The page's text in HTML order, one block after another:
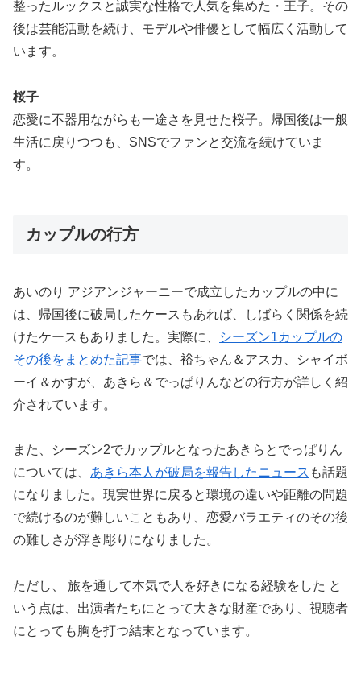
整ったルックスと誠実な性格で人気を集めた・王子。その
後は芸能活動を続け、モデルや俳優として幅広く活動して
います。
桜子
恋愛に不器用ながらも一途さを見せた桜子。帰国後は一般
生活に戻りつつも、SNSでファンと交流を続けていま
す。
カップルの行方
あいのり アジアンジャーニーで成立したカップルの中に
は、帰国後に破局したケースもあれば、しばらく関係を続
けたケースもありました。実際に、
シーズン1カップルの
その後をまとめた記事では、裕ちゃん＆アスカ、シャイボ
ーイ＆かすが、あきら＆でっぱりんなどの行方が詳しく紹
介されています。
また、シーズン2でカップルとなったあきらとでっぱりん
については、 あきら本人が破局を報告したニュース も話題
になりました。現実世界に戻ると環境の違いや距離の問題
で続けるのが難しいこともあり、恋愛バラエティのその後
の難しさが浮き彫りになりました。
ただし、 旅を通して本気で人を好きになる経験をした と
いう点は、出演者たちにとって大きな財産であり、視聴者
にとっても胸を打つ結末となっています。